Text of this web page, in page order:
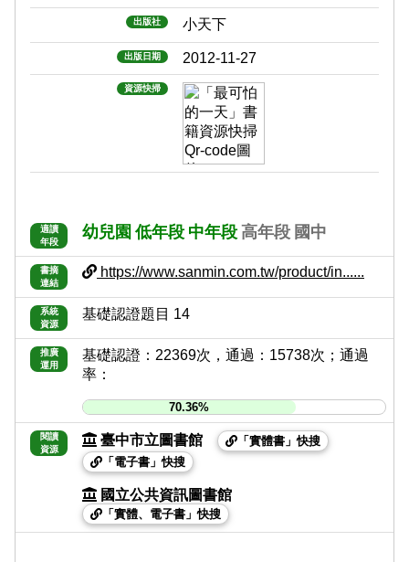
出版社 小天下
出版日期 2012-11-27
資源快掃
適讀
年段
幼兒園 低年段 中年段 高年段 國中
書摘
連結
https://www.sanmin.com.tw/product/in......
系統
資源
基礎認證題目 14
推廣
運用
基礎認證：22369次，通過：15738次；通過
率：
70.36%
閱讀
資源
臺中市立圖書館
「實體書」快搜
「電子書」快搜
國立公共資訊圖書館
「實體、電子書」快搜